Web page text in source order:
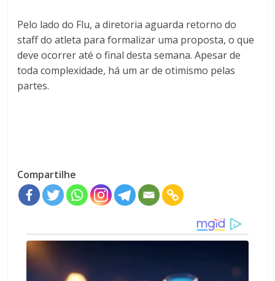
Pelo lado do Flu, a diretoria aguarda retorno do
staff do atleta para formalizar uma proposta, o que
deve ocorrer até o final desta semana. Apesar de
toda complexidade, há um ar de otimismo pelas
partes.
Compartilhe